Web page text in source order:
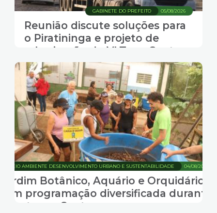
05/08/2026
GABINETE DO PREFEITO
Reunião discute soluções para
o Piratininga e projeto de
arborização do VLT em Santos
04/08/2026
MEIO AMBIENTE DESENVOLVIMENTO URBANO E SUSTENTABILIDADE
Jardim Botânico, Aquário e Orquidário
têm programação diversificada durante
agosto em Santos